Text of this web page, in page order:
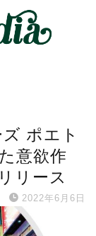
ポエト
意欲作
リース
2022年6月6日